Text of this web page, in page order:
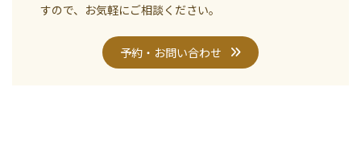
すので、お気軽にご相談ください。
予約・お問い合わせ